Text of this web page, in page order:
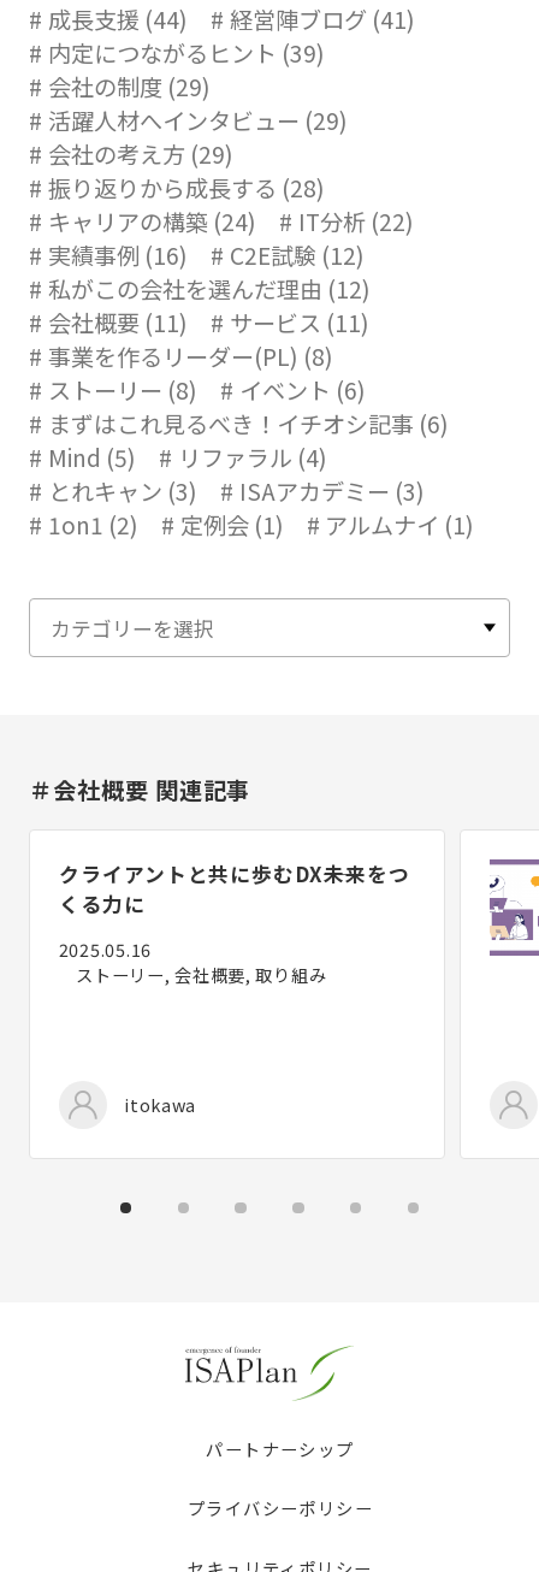
成長支援 (44)
経営陣ブログ (41)
内定につながるヒント (39)
会社の制度 (29)
活躍人材へインタビュー (29)
会社の考え方 (29)
振り返りから成長する (28)
キャリアの構築 (24)
IT分析 (22)
実績事例 (16)
C2E試験 (12)
私がこの会社を選んだ理由 (12)
会社概要 (11)
サービス (11)
事業を作るリーダー(PL) (8)
ストーリー (8)
イベント (6)
まずはこれ見るべき！イチオシ記事 (6)
Mind (5)
リファラル (4)
とれキャン (3)
ISAアカデミー (3)
1on1 (2)
定例会 (1) アルムナイ (1)
＃会社概要 関連記事
クライアントと共に歩むDX――未来をつ
くる力に
2025.05.16
ストーリー, 会社概要, 取り組み
itokawa
パートナーシップ
プライバシーポリシー